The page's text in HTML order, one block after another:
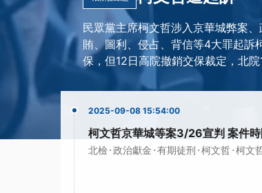
民眾黨主席柯文哲涉入京華城弊案
賄、圖利、侵占、背信等4大罪起
保，但12日高院撤銷交保裁定，北院
2025-09-08 15:54:00
柯文哲京華城等案3/26宣判 案件
北檢 ·政治獻金 ·有期徒刑 ·柯文哲·柯文